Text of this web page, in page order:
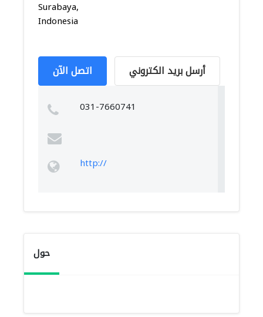
Surabaya,
Indonesia
اتصل الآن أرسل بريد الكتروني
031-7660741
http://
حول